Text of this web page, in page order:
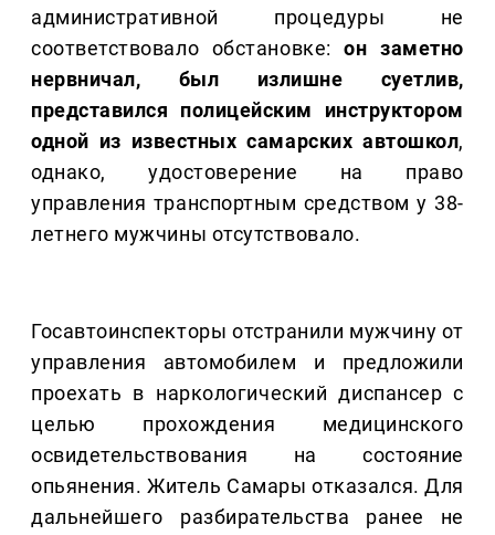
административной процедуры не
соответствовало обстановке:он заметно
нервничал, был излишне суетлив,
представился полицейским инструктором
одной из известных самарских автошкол,
однако, удостоверение на право
управления транспортным средством у 38-
летнего мужчины отсутствовало.
Госавтоинспекторы отстранили мужчину от
управления автомобилем и предложили
проехать в наркологический диспансер с
целью прохождения медицинского
освидетельствования на состояние
опьянения. Житель Самары отказался. Для
дальнейшего разбирательства ранее не